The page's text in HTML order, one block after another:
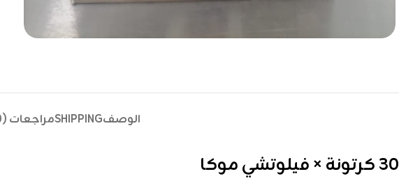
الوصفSHIPPINGمراجعات (0)
30 كرتونة × فيلوتشي موكا